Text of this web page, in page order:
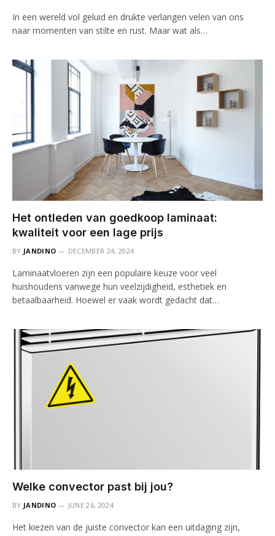
In een wereld vol geluid en drukte verlangen velen van ons
naar momenten van stilte en rust. Maar wat als…
Het ontleden van goedkoop laminaat:
kwaliteit voor een lage prijs
BY JANDINO DECEMBER 24, 2024
Laminaatvloeren zijn een populaire keuze voor veel
huishoudens vanwege hun veelzijdigheid, esthetiek en
betaalbaarheid. Hoewel er vaak wordt gedacht dat…
Welke convector past bij jou?
BY JANDINO JUNE 26, 2024
Het kiezen van de juiste convector kan een uitdaging zijn,